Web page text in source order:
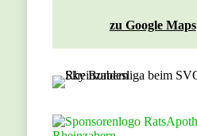
zu Google Maps